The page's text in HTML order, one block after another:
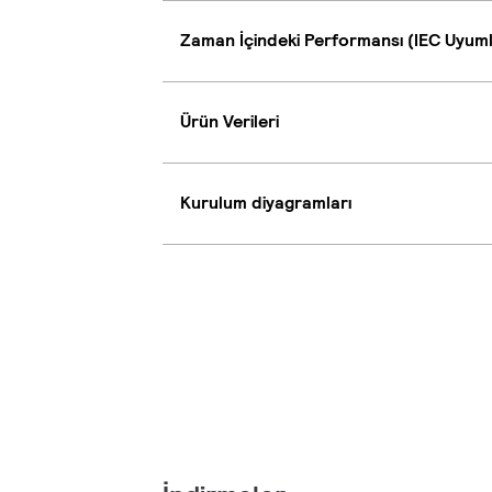
Zaman İçindeki Performansı (IEC
Ürün Verileri
Kurulum diyagramları